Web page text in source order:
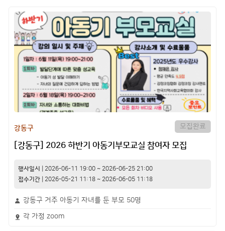
강동구 모집완료
[강동구] 2026 하반기 아동기부모교실 참여자 모집
행사일시 2026-06-11 19:00~ 2026-06-25 21:00
접수기간| 2026-05-21 11:18~ 2026-06-05 11:18
강동구 거주 아동기 자녀를 둔 부모 50명
각 가정 zoom